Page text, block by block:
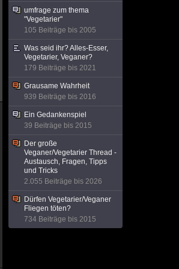
umfrage zum thema
"Vegetarier"
105 Beiträge bis 2005
Was seid ihr? Alles-Esser,
Vegetarier, Veganer?
179 Beiträge bis 2021
Grausame Wahrheit
939 Beiträge bis 2016
Ein Gedankenspiel
39 Beiträge bis 2015
Der große
Veganer/Vegetarier Thread -
Austausch, Fragen, Tipps
und Tricks
2.055 Beiträge bis 2026
Dürfen Vegetarier/Veganer
Fliegen töten?
734 Beiträge bis 2015